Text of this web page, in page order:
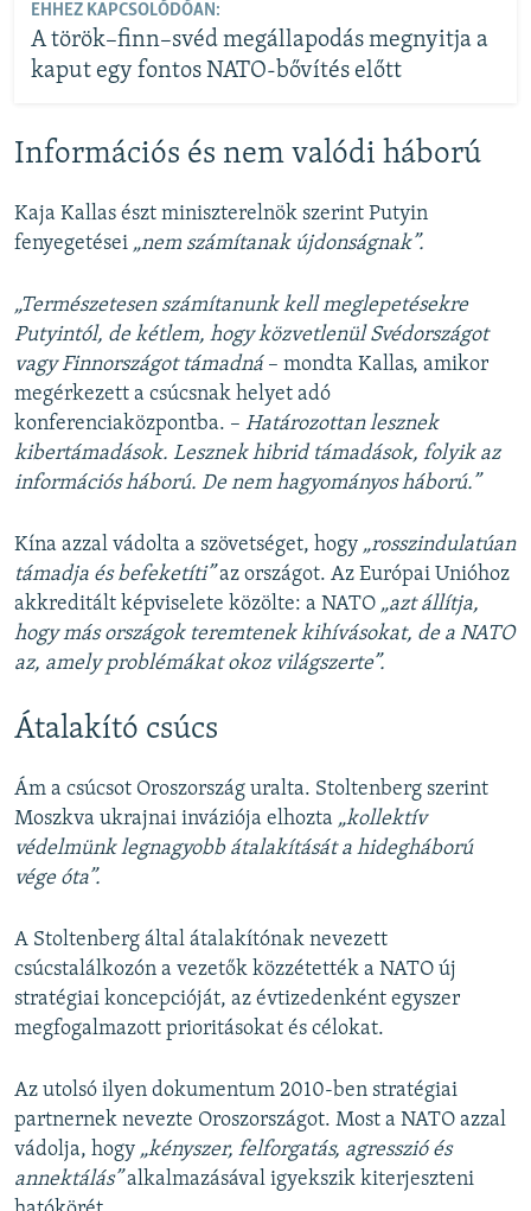
EHHEZ KAPCSOLÓDÓAN:
A török–finn–svéd megállapodás megnyitja a
kaput egy fontos NATO-bővítés előtt
Információs és nem valódi háború
Kaja Kallas észt miniszterelnök szerint Putyin
fenyegetései „nem számítanak újdonságnak”.
„Természetesen számítanunk kell meglepetésekre
Putyintól, de kétlem, hogy közvetlenül Svédországot
vagy Finnországot támadná – mondta Kallas, amikor
megérkezett a csúcsnak helyet adó
konferenciaközpontba. – Határozottan lesznek
kibertámadások. Lesznek hibrid támadások, folyik az
információs háború. De nem hagyományos háború.”
Kína azzal vádolta a szövetséget, hogy „rosszindulatúan
támadja és befeketíti”az országot. Az Európai Unióhoz
akkreditált képviselete közölte: a NATO „azt állítja,
hogy más országok teremtenek kihívásokat, de a NATO
az, amely problémákat okoz világszerte”.
Átalakító csúcs
Ám a csúcsot Oroszország uralta. Stoltenberg szerint
Moszkva ukrajnai inváziója elhozta „kollektív
védelmünk legnagyobb átalakítását a hidegháború
vége óta”.
A Stoltenberg által átalakítónak nevezett
csúcstalálkozón a vezetők közzétették a NATO új
stratégiai koncepcióját, az évtizedenként egyszer
megfogalmazott prioritásokat és célokat.
Az utolsó ilyen dokumentum 2010-ben stratégiai
partnernek nevezte Oroszországot. Most a NATO azzal
vádolja, hogy „kényszer, felforgatás, agresszió és
annektálás”alkalmazásával igyekszik kiterjeszteni